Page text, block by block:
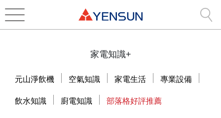
家電知識+
元山淨飲機 空氣知識 家電生活 專業設備
飲水知識 廚電知識 部落格好評推薦